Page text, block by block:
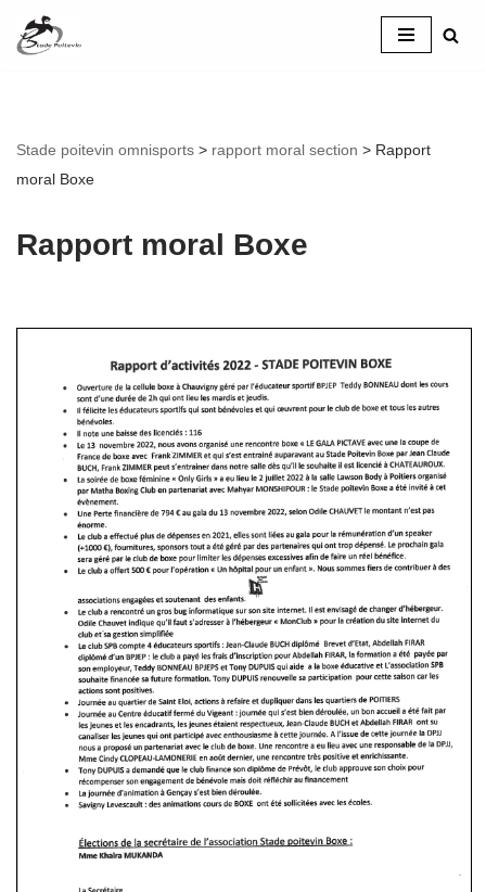
Aller
Stade poitevin omnisports > rapport moral section > Rapport
moral Boxe
Rapport moral Boxe